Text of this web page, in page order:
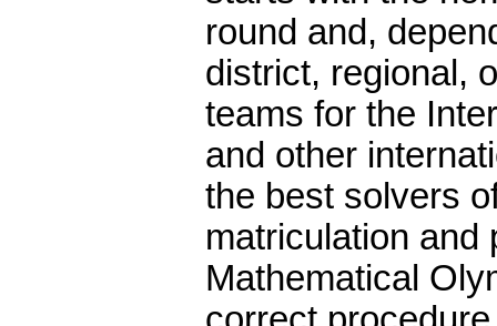
round and,
district, regional,
teams for the
and other
the best solvers
matriculation and
Mathematical